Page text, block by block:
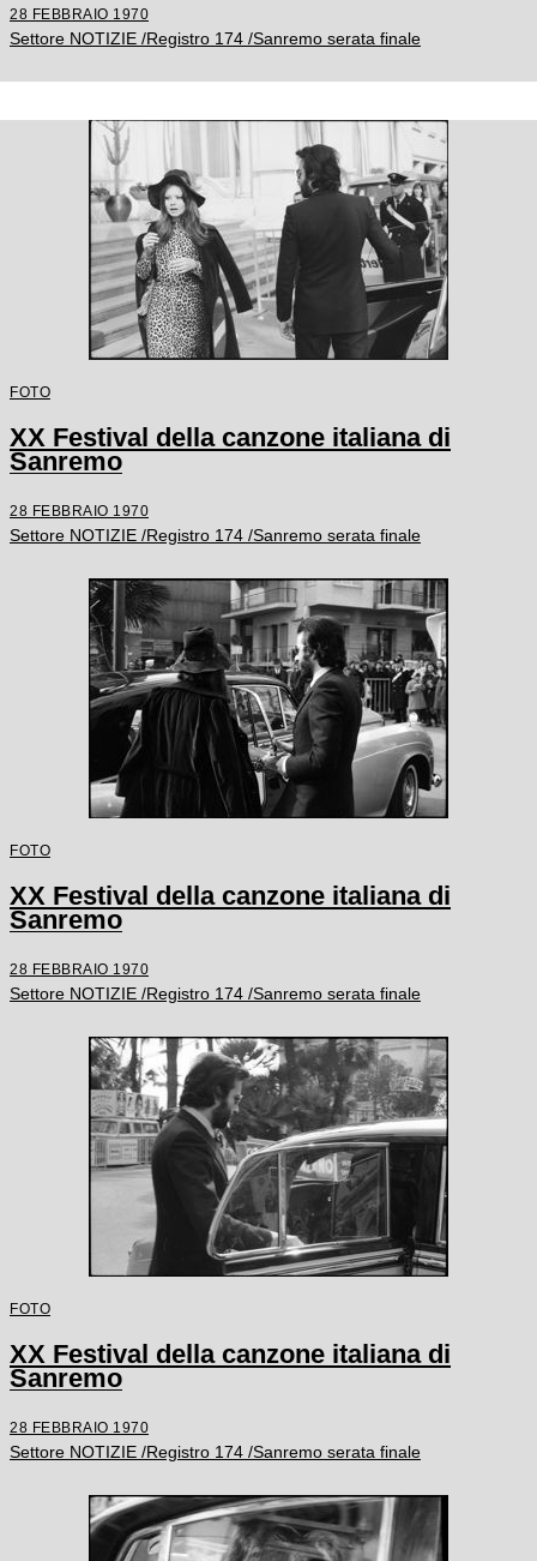
28 FEBBRAIO 1970
Settore NOTIZIE /Registro 174 /Sanremo serata finale
FOTO
XX Festival della canzone italiana di
Sanremo
28 FEBBRAIO 1970
Settore NOTIZIE /Registro 174 /Sanremo serata finale
FOTO
XX Festival della canzone italiana di
Sanremo
28 FEBBRAIO 1970
Settore NOTIZIE /Registro 174 /Sanremo serata finale
FOTO
XX Festival della canzone italiana di
Sanremo
28 FEBBRAIO 1970
Settore NOTIZIE /Registro 174 /Sanremo serata finale